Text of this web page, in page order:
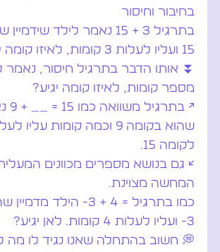
בחיבור וחיסור
בתרגיל 3 + 15 נאמר לילד
15 ועליו לעלות 3 קומות, לאיזו קומה יגיע?
⏬ אותו הדבר בתרגיל חיסור, נאמר
מספר קומות, לאיזו קומה יגיע?
↗️
שהוא בקומה 9 וכמה קומות
לקומה 15.
↙️ גם בנושא מספרים מכוונים
המחשה מצוינת.
כמו בתרגיל = 4 + 3- הילד
3- ועליו לעלות 4 קומות. לאן יגיע?
💭 חשוב בהתחלה שאנו נגיד לו מה